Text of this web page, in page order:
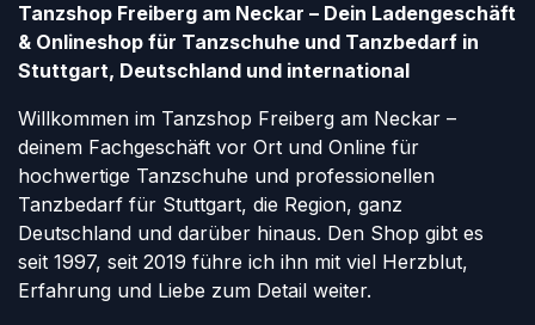
Tanzshop Freiberg am Neckar – Dein Ladengeschäft
& Onlineshop für Tanzschuhe und Tanzbedarf in
Stuttgart, Deutschland und international
Willkommen im Tanzshop Freiberg am Neckar –
deinem Fachgeschäft vor Ort und Online für
hochwertige Tanzschuhe und professionellen
Tanzbedarf für Stuttgart, die Region, ganz
Deutschland und darüber hinaus. Den Shop gibt es
seit 1997, seit 2019 führe ich ihn mit viel Herzblut,
Erfahrung und Liebe zum Detail weiter.